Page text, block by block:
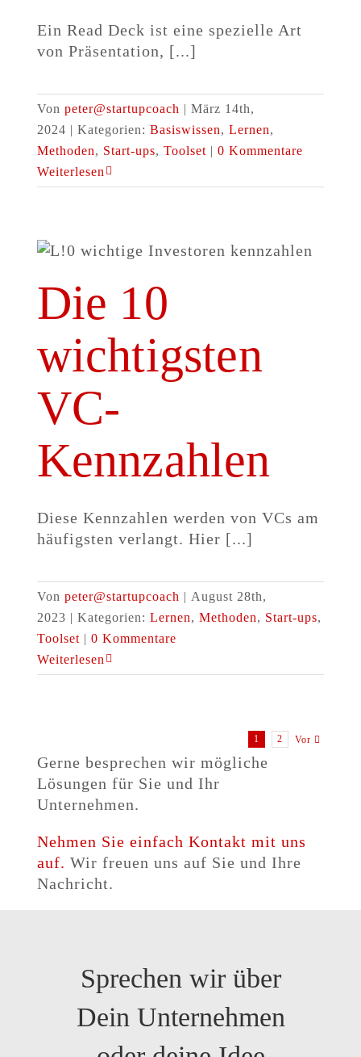
Ein Read Deck ist eine spezielle Art
von Präsentation, [...]
Von peter@startupcoach | März 14th,
2024 | Kategorien: Basiswissen, Lernen,
Methoden, Start-ups, Toolset | 0 Kommentare
Weiterlesen
Die 10
wichtigsten
VC-
Kennzahlen
Diese Kennzahlen werden von VCs am
häufigsten verlangt. Hier [...]
Von peter@startupcoach | August 28th,
2023 | Kategorien: Lernen, Methoden, Start-ups,
Toolset | 0 Kommentare
Weiterlesen
1 2 Vor
Gerne besprechen wir mögliche
Lösungen für Sie und Ihr
Unternehmen.
Nehmen Sie einfach Kontakt mit uns
auf. Wir freuen uns auf Sie und Ihre
Nachricht.
Sprechen wir über
Dein Unternehmen